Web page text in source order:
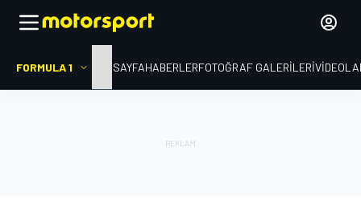
FORMULA 1 ANA SAYFAHABERLERFOTOĞRAF GALERILERI